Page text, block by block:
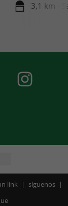
3,1 km -
link
síguenos